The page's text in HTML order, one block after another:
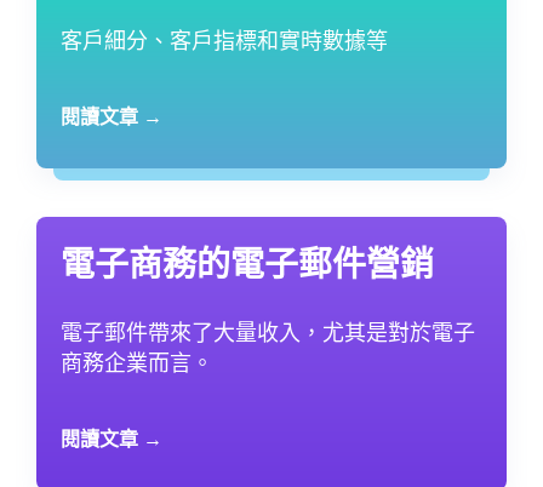
客戶細分、客戶指標和實時數據等
閱讀文章 →
電子商務的電子郵件營銷
電子郵件帶來了大量收入，尤其是對於電子
商務企業而言。
閱讀文章 →